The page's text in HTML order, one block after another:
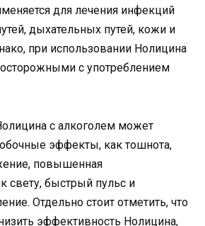
для лечения инфекций
дыхательных путей, кожи и
при использовании Нолицина
с употреблением
с алкоголем может
эффекты, как тошнота,
повышенная
свету, быстрый пульс и
Отдельно стоит отметить, что
эффективность Нолицина,